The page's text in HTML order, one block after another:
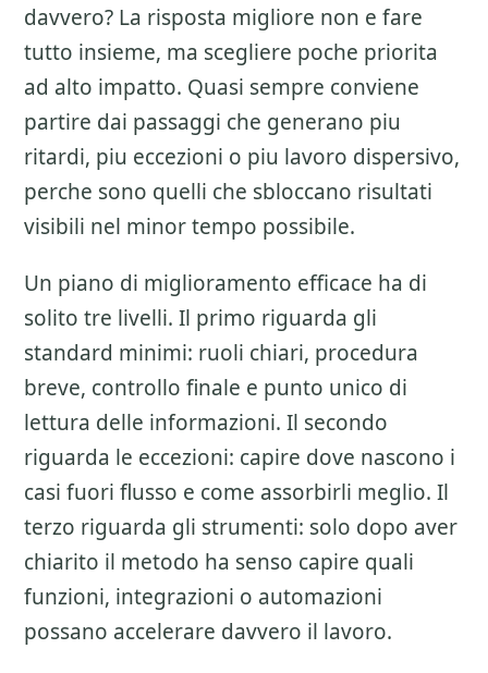
davvero? La risposta migliore non e fare
tutto insieme, ma scegliere poche priorita
ad alto impatto. Quasi sempre conviene
partire dai passaggi che generano piu
ritardi, piu eccezioni o piu lavoro dispersivo,
perche sono quelli che sbloccano risultati
visibili nel minor tempo possibile.
Un piano di miglioramento efficace ha di
solito tre livelli. Il primo riguarda gli
standard minimi: ruoli chiari, procedura
breve, controllo finale e punto unico di
lettura delle informazioni. Il secondo
riguarda le eccezioni: capire dove nascono i
casi fuori flusso e come assorbirli meglio. Il
terzo riguarda gli strumenti: solo dopo aver
chiarito il metodo ha senso capire quali
funzioni, integrazioni o automazioni
possano accelerare davvero il lavoro.